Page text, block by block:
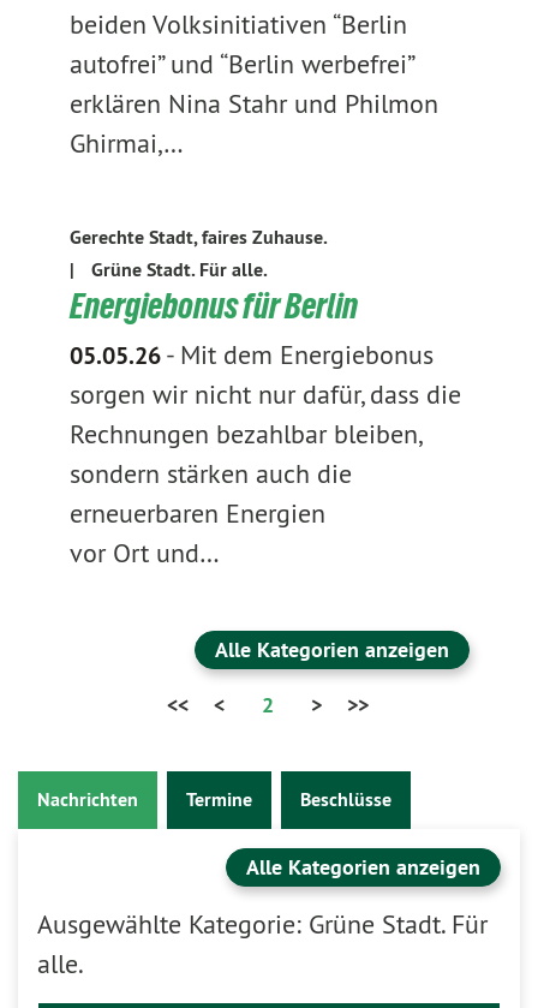
beiden Volksinitiativen “Berlin
autofrei” und “Berlin werbefrei”
erklären Nina Stahr und Philmon
Ghirmai,…
Gerechte Stadt, faires Zuhause.
|
Grüne Stadt. Für alle.
Energiebonus für Berlin
05.05.26- Mit dem Energiebonus
sorgen wir nicht nur dafür, dass die
Rechnungen bezahlbar bleiben,
sondern stärken auch die
erneuerbaren Energien
vor Ort und…
Alle Kategorien anzeigen
<<
< 2 > >>
Nachrichten Termine Beschlüsse
Alle Kategorien anzeigen
Ausgewählte Kategorie: Grüne Stadt. Für
alle.